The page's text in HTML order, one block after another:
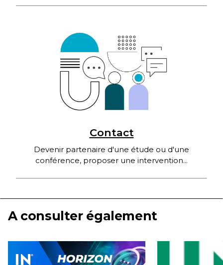
Contact
Devenir partenaire d'une étude ou d'une
conférence, proposer une intervention...
A consulter également